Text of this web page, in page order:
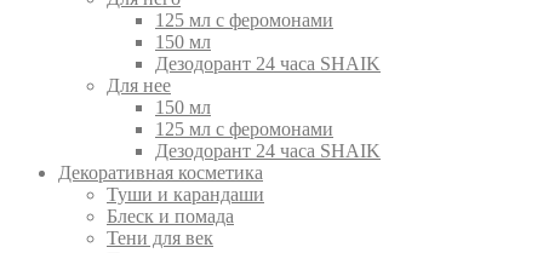
125 мл с феромонами
150 мл
Дезодорант 24 часа SHAIK
Для нее
150 мл
125 мл с феромонами
Дезодорант 24 часа SHAIK
Декоративная косметика
Туши и карандаши
Блеск и помада
Тени для век